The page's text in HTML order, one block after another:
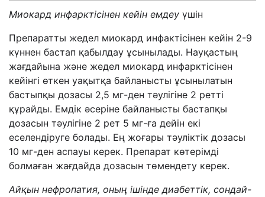
Миокард инфарктісінен кейін емдеу үшін
Препаратты жедел миокард инфактісінен кейін 2-9
күннен бастап қабылдау ұсынылады. Науқастың
жағдайына және жедел миокард инфарктісінен
кейінгі өткен уақытқа байланысты ұсынылатын
бастыпқы дозасы 2,5 мг-ден тәулігіне 2 ретті
құрайды. Емдік әсеріне байланысты бастапқы
дозасын тәулігіне 2 рет 5 мг-ға дейін екі
еселендіруге болады. Ең жоғары тәуліктік дозасы
10 мг-ден аспауы керек. Препарат көтерімді
болмаған жағдайда дозасын төмендету керек.
Айқын нефропатия, оның ішінде диабеттік, сондай-